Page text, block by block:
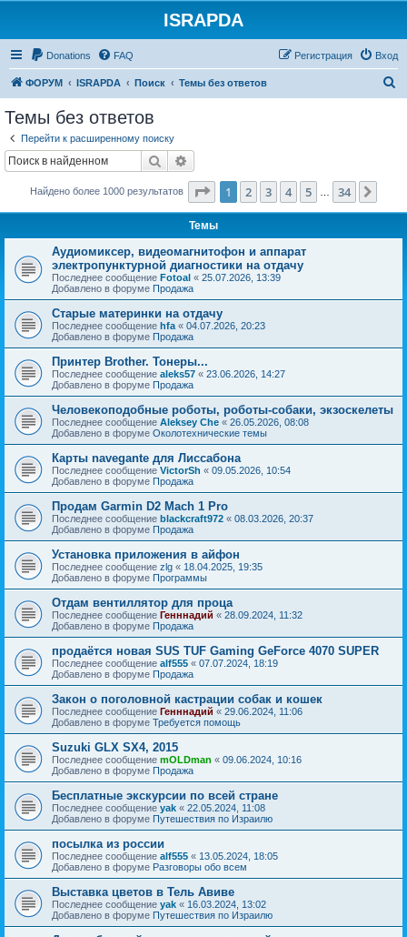
ISRAPDA
Donations FAQ Вход
Регистрация
ФОРУМ ISRAPDA Поиск Темы без ответов
Темы без ответов
Перейти к расширенному поиску
Поиск
Найдено более 1000 результатов Страница из 34
1 2 3 4 5 34
Темы
Аудиомиксер, видеомагнитофон и аппарат
электропунктурной диагностики на отдачу
Последнее сообщение Fotoal « 25.07.2026, 13:39
Добавлено в форуме Продажа
Старые материнки на отдачу
Последнее сообщение hfa « 04.07.2026, 20:23
Добавлено в форуме Продажа
Принтер Brother. Тонеры...
Последнее сообщение aleks57 « 23.06.2026, 14:27
Добавлено в форуме Продажа
Человекоподобные роботы, роботы-собаки, экзоскелеты
Последнее сообщение Aleksey Che « 26.05.2026, 08:08
Добавлено в форуме Околотехнические темы
Карты navegante для Лиссабона
Последнее сообщение VictorSh « 09.05.2026, 10:54
Добавлено в форуме Продажа
Продам Garmin D2 Mach 1 Pro
Последнее сообщение blackcraft972 « 08.03.2026, 20:37
Добавлено в форуме Продажа
Установка приложения в айфон
Последнее сообщение zlg « 18.04.2025, 19:35
Добавлено в форуме Программы
Отдам вентиллятор для проца
Последнее сообщение Генннадий « 28.09.2024, 11:32
Добавлено в форуме Продажа
продаётся новая SUS TUF Gaming GeForce 4070 SUPER
Последнее сообщение alf555 « 07.07.2024, 18:19
Добавлено в форуме Продажа
Закон о поголовной кастрации собак и кошек
Последнее сообщение Генннадий « 29.06.2024, 11:06
Добавлено в форуме Требуется помощь
Suzuki GLX SX4, 2015
Последнее сообщение mOLDman « 09.06.2024, 10:16
Добавлено в форуме Продажа
Бесплатные экскурсии по всей стране
Последнее сообщение yak « 22.05.2024, 11:08
Добавлено в форуме Путешествия по Израилю
посылка из россии
Последнее сообщение alf555 « 13.05.2024, 18:05
Добавлено в форуме Разговоры обо всем
Выставка цветов в Тель Авиве
Последнее сообщение yak « 16.03.2024, 13:02
Добавлено в форуме Путешествия по Израилю